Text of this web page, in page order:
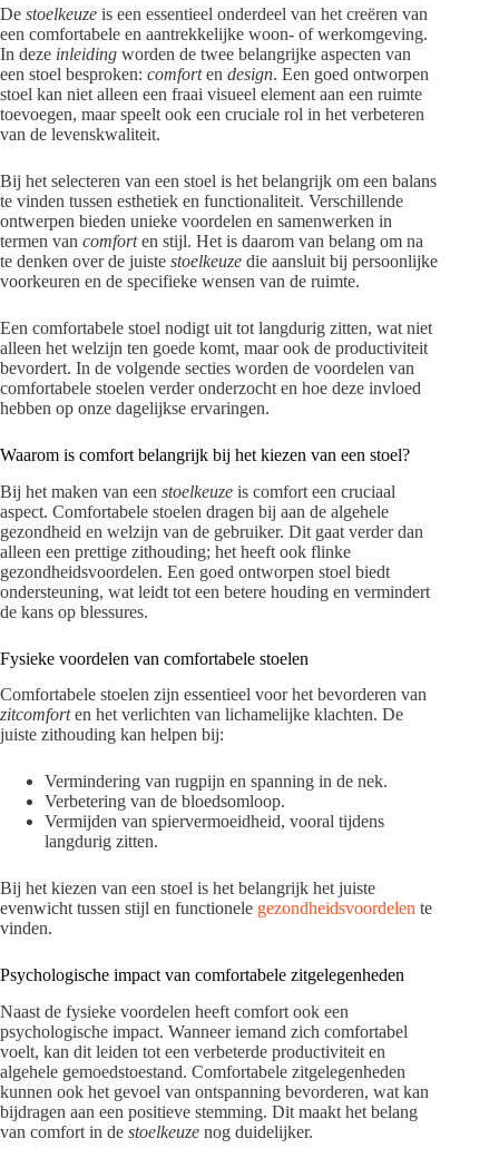
De stoelkeuze is een essentieel onderdeel van het creëren van
een comfortabele en aantrekkelijke woon- of werkomgeving.
In deze inleiding worden de twee belangrijke aspecten van
een stoel besproken: comforten design. Een goed ontworpen
stoel kan niet alleen een fraai visueel element aan een ruimte
toevoegen, maar speelt ook een cruciale rol in het verbeteren
van de levenskwaliteit.
Bij het selecteren van een stoel is het belangrijk om een balans
te vinden tussen esthetiek en functionaliteit. Verschillende
ontwerpen bieden unieke voordelen en samenwerken in
termen van comforten stijl. Het is daarom van belang om na
te denken over de juiste stoelkeuze die aansluit bij persoonlijke
voorkeuren en de specifieke wensen van de ruimte.
Een comfortabele stoel nodigt uit tot langdurig zitten, wat niet
alleen het welzijn ten goede komt, maar ook de productiviteit
bevordert. In de volgende secties worden de voordelen van
comfortabele stoelen verder onderzocht en hoe deze invloed
hebben op onze dagelijkse ervaringen.
Waarom is comfort belangrijk bij het kiezen van een stoel?
Bij het maken van een stoelkeuze is comfort een cruciaal
aspect. Comfortabele stoelen dragen bij aan de algehele
gezondheid en welzijn van de gebruiker. Dit gaat verder dan
alleen een prettige zithouding; het heeft ook flinke
gezondheidsvoordelen. Een goed ontworpen stoel biedt
ondersteuning, wat leidt tot een betere houding en vermindert
de kans op blessures.
Fysieke voordelen van comfortabele stoelen
Comfortabele stoelen zijn essentieel voor het bevorderen van
zitcomforten het verlichten van lichamelijke klachten. De
juiste zithouding kan helpen bij:
Vermindering van rugpijn en spanning in de nek.
Verbetering van de bloedsomloop.
Vermijden van spiervermoeidheid, vooral tijdens
langdurig zitten.
Bij het kiezen van een stoel is het belangrijk het juiste
evenwicht tussen stijl en functionele gezondheidsvoordelen te
vinden.
Psycho­logische impact van comfortabele zitgelegenheden
Naast de fysieke voordelen heeft comfort ook een
psychologische impact. Wanneer iemand zich comfortabel
voelt, kan dit leiden tot een verbeterde productiviteit en
algehele gemoedstoestand. Comfortabele zitgelegenheden
kunnen ook het gevoel van ontspanning bevorderen, wat kan
bijdragen aan een positieve stemming. Dit maakt het belang
van comfort in de stoelkeuze nog duidelijker.